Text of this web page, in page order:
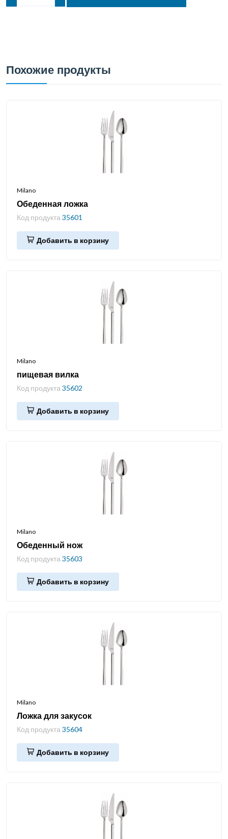
Похожие продукты
Milano
Обеденная ложка
Код продукта 35601
Добавить в корзину
Milano
пищевая вилка
Код продукта 35602
Добавить в корзину
Milano
Обеденный нож
Код продукта 35603
Добавить в корзину
Milano
Ложка для закусок
Код продукта 35604
Добавить в корзину